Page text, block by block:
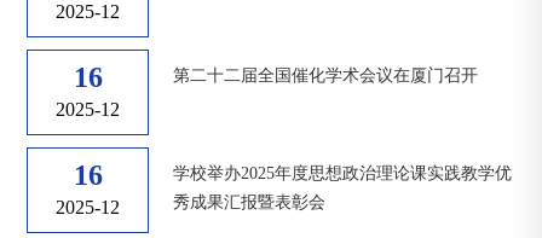
2025-12
16
2025-12
第二十二届全国催化学术会议在厦门召开
16
2025-12
学校举办2025年度思想政治理论课实践教学优
秀成果汇报暨表彰会